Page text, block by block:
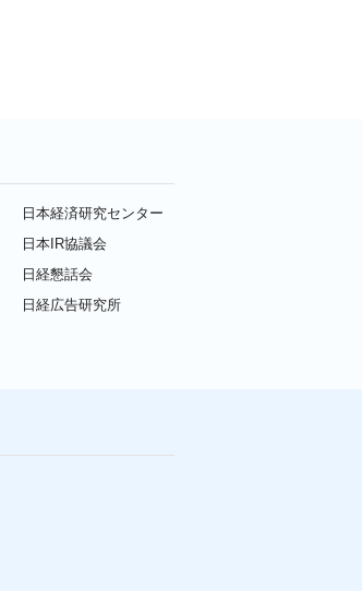
日本経済研究センター
日本IR協議会
日経懇話会
日経広告研究所